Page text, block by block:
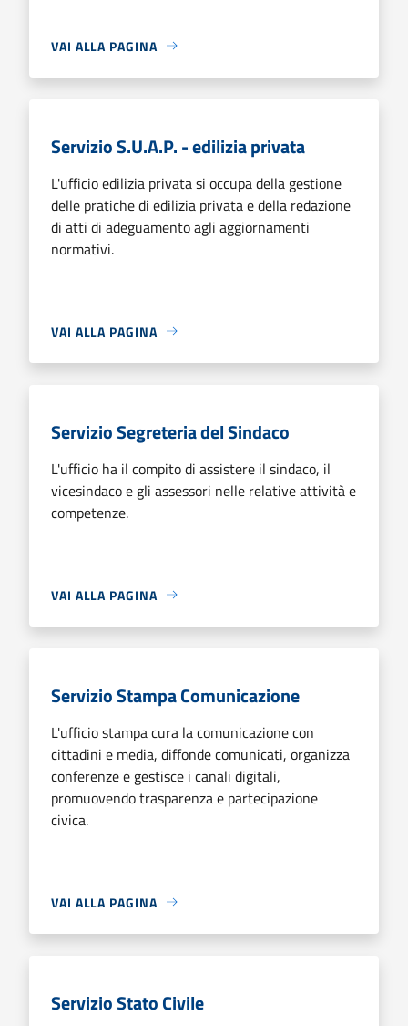
VAI ALLA PAGINA
Servizio S.U.A.P. - edilizia privata
L'ufficio edilizia privata si occupa della gestione
delle pratiche di edilizia privata e della redazione
di atti di adeguamento agli aggiornamenti
normativi.
VAI ALLA PAGINA
Servizio Segreteria del Sindaco
L'ufficio ha il compito di assistere il sindaco, il
vicesindaco e gli assessori nelle relative attività e
competenze.
VAI ALLA PAGINA
Servizio Stampa Comunicazione
L'ufficio stampa cura la comunicazione con
cittadini e media, diffonde comunicati, organizza
conferenze e gestisce i canali digitali,
promuovendo trasparenza e partecipazione
civica.
VAI ALLA PAGINA
Servizio Stato Civile